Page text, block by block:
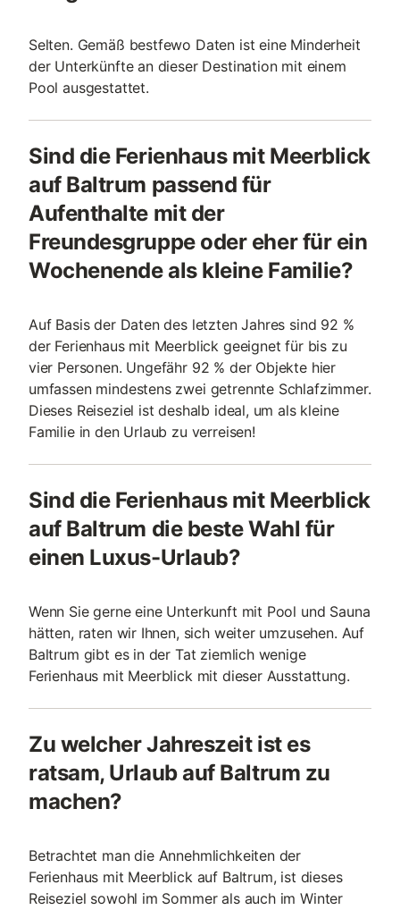
Selten. Gemäß bestfewo Daten ist eine Minderheit
der Unterkünfte an dieser Destination mit einem
Pool ausgestattet.
Sind die Ferienhaus mit Meerblick
auf Baltrum passend für
Aufenthalte mit der
Freundesgruppe oder eher für ein
Wochenende als kleine Familie?
Auf Basis der Daten des letzten Jahres sind 92 %
der Ferienhaus mit Meerblick geeignet für bis zu
vier Personen. Ungefähr 92 % der Objekte hier
umfassen mindestens zwei getrennte Schlafzimmer.
Dieses Reiseziel ist deshalb ideal, um als kleine
Familie in den Urlaub zu verreisen!
Sind die Ferienhaus mit Meerblick
auf Baltrum die beste Wahl für
einen Luxus-Urlaub?
Wenn Sie gerne eine Unterkunft mit Pool und Sauna
hätten, raten wir Ihnen, sich weiter umzusehen. Auf
Baltrum gibt es in der Tat ziemlich wenige
Ferienhaus mit Meerblick mit dieser Ausstattung.
Zu welcher Jahreszeit ist es
ratsam, Urlaub auf Baltrum zu
machen?
Betrachtet man die Annehmlichkeiten der
Ferienhaus mit Meerblick auf Baltrum, ist dieses
Reiseziel sowohl im Sommer als auch im Winter